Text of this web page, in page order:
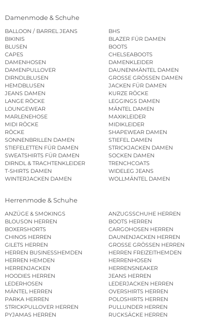
Damenmode & Schuhe
BALLOON / BARREL JEANS
BHS
BIKINIS
BLAZER FÜR DAMEN
BLUSEN
BOOTS
CAPES
CHELSEABOOTS
DAMENHOSEN
DAMENKLEIDER
DAMENPULLOVER
DAUNENMÄNTEL DAMEN
DIRNDLBLUSEN
GROSSE GRÖSSEN DAMEN
HEMDBLUSEN
JACKEN FÜR DAMEN
JEANS DAMEN
KURZE RÖCKE
LANGE RÖCKE
LEGGINGS DAMEN
LOUNGEWEAR
MÄNTEL DAMEN
MARLENEHOSE
MAXIKLEIDER
MIDI RÖCKE
MIDIKLEIDER
RÖCKE
SHAPEWEAR DAMEN
SONNENBRILLEN DAMEN
STIEFEL DAMEN
STIEFELETTEN FÜR DAMEN
STRICKJACKEN DAMEN
SWEATSHIRTS FÜR DAMEN
SOCKEN DAMEN
DIRNDL & TRACHTENKLEIDER
TRENCHCOATS
T-SHIRTS DAMEN
WIDELEG JEANS
WINTERJACKEN DAMEN
WOLLMÄNTEL DAMEN
Herrenmode & Schuhe
ANZÜGE & SMOKINGS
ANZUGSSCHUHE HERREN
BLOUSON HERREN
BOOTS HERREN
BOXERSHORTS
CARGOHOSEN HERREN
CHINOS HERREN
DAUNENJACKEN HERREN
GILETS HERREN
GROSSE GRÖSSEN HERREN
HERREN BUSINESSHEMDEN
HERREN FREIZEITHEMDEN
HERREN HEMDEN
HERRENHOSEN
HERRENJACKEN
HERRENSNEAKER
HOODIES HERREN
JEANS HERREN
LEDERHOSEN
LEDERJACKEN HERREN
MÄNTEL HERREN
OVERSHIRTS HERREN
PARKA HERREN
POLOSHIRTS HERREN
STRICKPULLOVER HERREN
PULLUNDER HERREN
PYJAMAS HERREN
RUCKSÄCKE HERREN